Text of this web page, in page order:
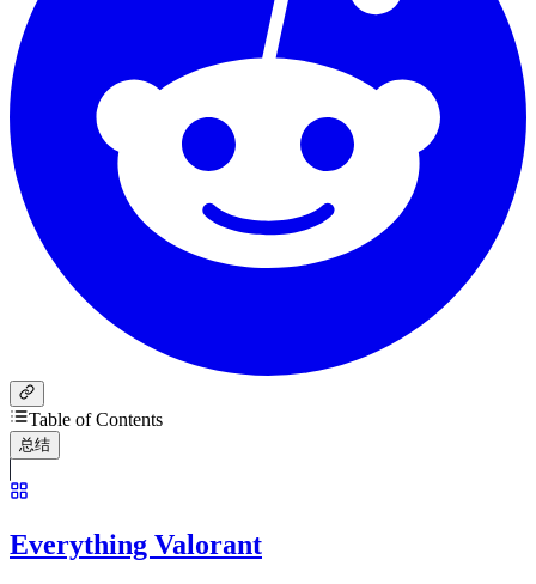
Table of Contents
总结
Everything Valorant